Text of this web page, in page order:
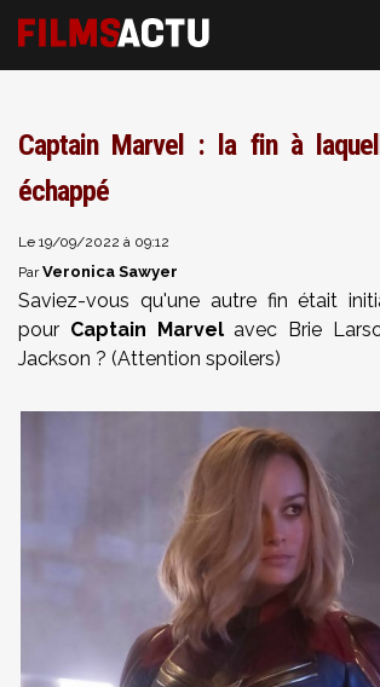
Captain Marvel : la fin à
échappé
Le 19/09/2022 à 09:12
ParVeronica Sawyer
Saviez-vous qu'une autre fin était
pour Captain Marvelavec Brie
Jackson ? (Attention spoilers)